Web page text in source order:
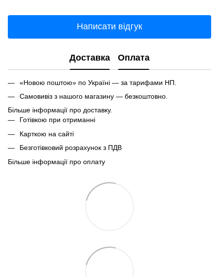
Написати відгук
Доставка Оплата
«Новою поштою» по Україні — за тарифами НП.
Самовивіз з нашого магазину — безкоштовно.
Більше інформації про доставку.
Готівкою при отриманні
Карткою на сайті
Безготівковий розрахунок з ПДВ
Більше інформації про оплату